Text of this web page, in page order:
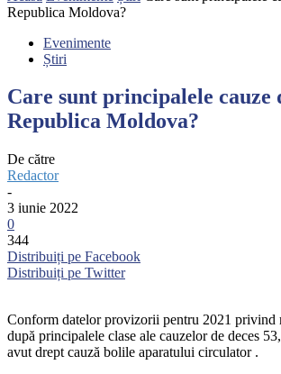
Republica Moldova?
Evenimente
Știri
Care sunt principalele cauze
Republica Moldova?
De către
Redactor
-
3 iunie 2022
0
344
Distribuiți pe Facebook
Distribuiți pe Twitter
Conform datelor provizorii pentru 2021 privind
după principalele clase ale cauzelor de deces
avut drept cauză bolile aparatului circulator .